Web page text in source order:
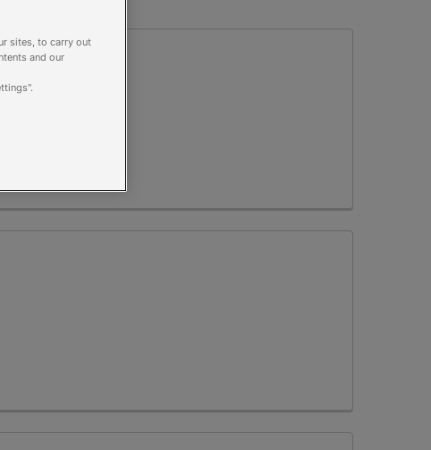
sites, to carry out
and our